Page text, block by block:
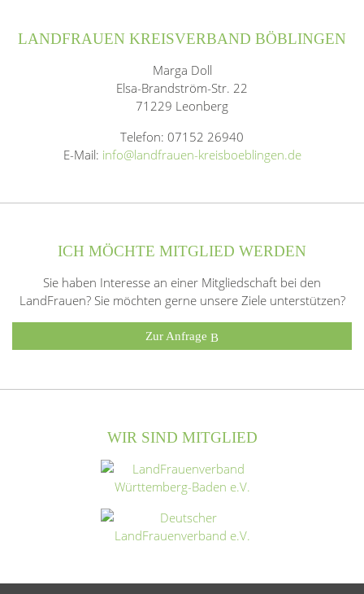
LANDFRAUEN KREISVERBAND BÖBLINGEN
Marga Doll
Elsa-Brandström-Str. 22
71229 Leonberg
Telefon: 07152 26940
E-Mail: info@landfrauen-kreisboeblingen.de
ICH MÖCHTE MITGLIED WERDEN
Sie haben Interesse an einer Mitgliedschaft bei den
LandFrauen? Sie möchten gerne unsere Ziele unterstützen?
Zur Anfrage
WIR SIND MITGLIED